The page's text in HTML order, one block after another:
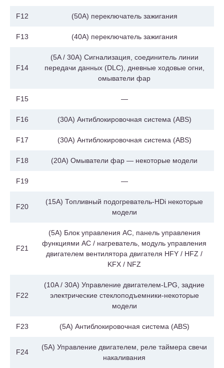
F12 (50A) переключатель зажигания
F13 (40A) переключатель зажигания
F14
(5A / 30A) Сигнализация, соединитель линии
передачи данных (DLC), дневные ходовые огни,
омыватели фар
F15 —
F16 (30A) Антиблокировочная система (ABS)
F17 (30A) Антиблокировочная система (ABS)
F18 (20A) Омыватели фар — некоторые модели
F19 —
F20
(15A) Топливный подогреватель-HDi некоторые
модели
F21
(5A) Блок управления AC, панель управления
функциями AC / нагреватель, модуль управления
двигателем вентилятора двигателя HFY / HFZ /
KFX / NFZ
F22
(10A / 30A) Управление двигателем-LPG, задние
электрические стеклоподъемники-некоторые
модели
F23 (5A) Антиблокировочная система (ABS)
F24
(5A) Управление двигателем, реле таймера свечи
накаливания